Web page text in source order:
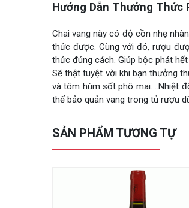
Hướng Dẫn Thưởng Thức
Chai vang này có độ cồn nhẹ
thức được. Cùng với đó, rượu
thức đúng cách. Giúp bộc phát
Sẽ thật tuyệt vời khi bạn thưởng
và tôm hùm sốt phô mai. ..Nhiệt
thể bảo quản vang trong tủ rượu
SẢN PHẨM TƯƠNG TỰ